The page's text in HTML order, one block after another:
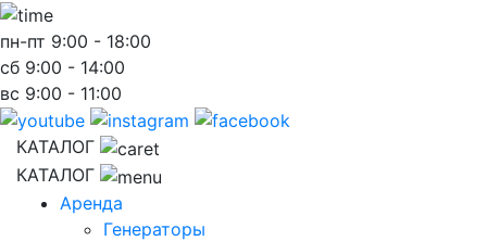
пн-пт 9:00 - 18:00
сб 9:00 - 14:00
вс 9:00 - 11:00
КАТАЛОГ
КАТАЛОГ
Аренда
Генераторы